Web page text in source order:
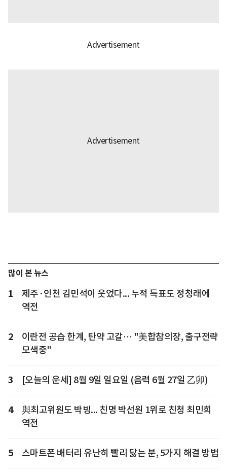
많이 본 뉴스
1
제주·인천 김민석이 웃었다... 누적 득표도 정청래에
역전
2
이란전 공습 한계, 탄약 고갈… "美합참의장, 출구전략
모색중"
3 [오늘의 운세] 8월 9일 일요일 (음력 6월 27일 乙卯)
4
與최고위원도 박빙... 친명 박선원 1위로 친청 최민희
역전
5 스마트폰 배터리 유난히 빨리 닳는 분, 5가지 해결 방법